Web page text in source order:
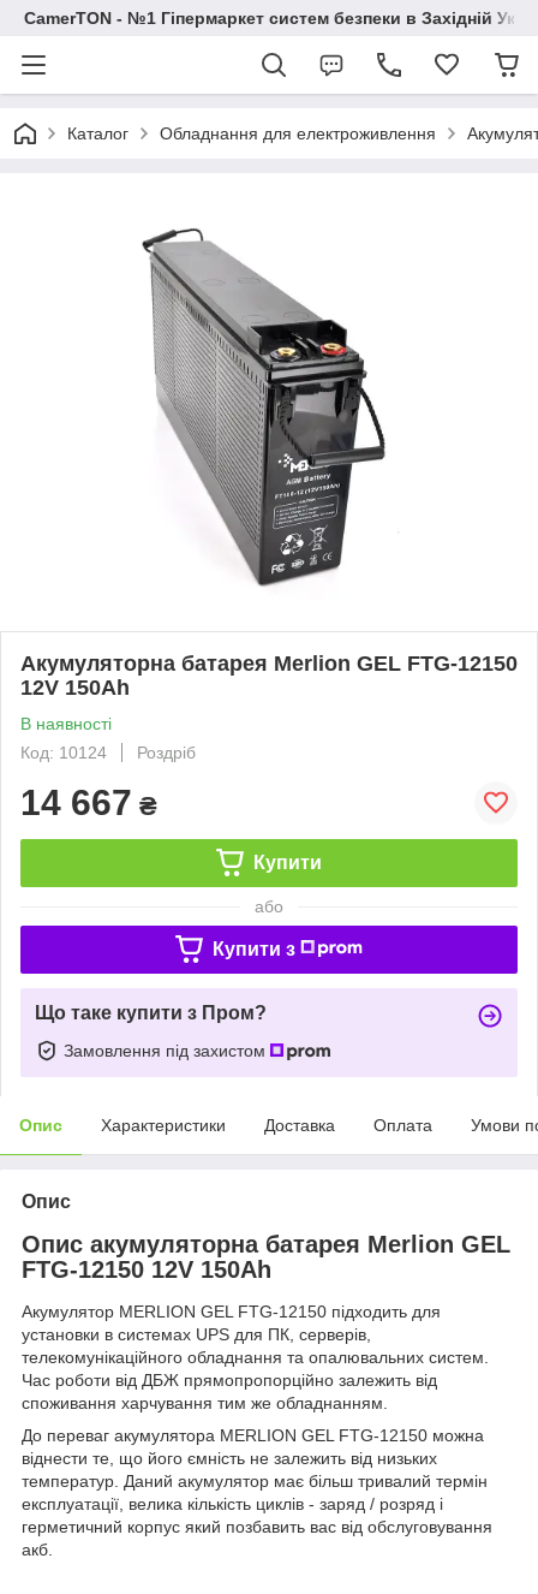
CamerTON - №1 Гіпермаркет систем безпеки в Західній
Каталог Обладнання для електроживлення
Акумуляторна батарея Merlion GEL FTG-12150
12V 150Ah
В наявності
Код: 10124
Роздріб
14 667 ₴
Купити
або
Купити з
Що таке купити з Пром?
Замовлення під захистом
Опис Характеристики Доставка Оплата Умови
Опис
Опис акумуляторна батарея Merlion GEL
FTG-12150 12V 150Ah
Акумулятор MERLION GEL FTG-12150 підходить для
установки в системах UPS для ПК, серверів,
телекомунікаційного обладнання та опалювальних систем.
Час роботи від ДБЖ прямопропорційно залежить від
споживання харчування тим же обладнанням.
До переваг акумулятора MERLION GEL FTG-12150 можна
віднести те, що його ємність не залежить від низьких
температур. Даний акумулятор має більш тривалий термін
експлуатації, велика кількість циклів - заряд / розряд і
герметичний корпус який позбавить вас від обслуговування
акб.